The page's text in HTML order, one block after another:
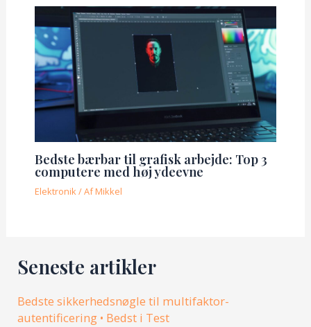
Bedste bærbar til grafisk arbejde: Top 3
computere med høj ydeevne
Elektronik / AfMikkel
Seneste artikler
Bedste sikkerhedsnøgle til multifaktor-
autentificering • Bedst i Test